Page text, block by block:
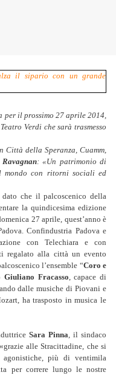
per il prossimo 27 aprile 2014,
Verdi che sarà trasmesso
Città della Speranza, Cuamm,
: «Un patrimonio di
con ritorni sociali ed
che il palcoscenico della
la quindicesima edizione
27 aprile, quest’anno è
Confindustria Padova e
con Telechiara e con
regalato alla città un evento
l’ensemble “Coro e
Giuliano Fracasso, capace di
dalle musiche di Piovani e
ha trasposto in musica le
Sara Pinna, il sindaco
alle Stracittadine, che si
più di ventimila
per correre lungo le nostre